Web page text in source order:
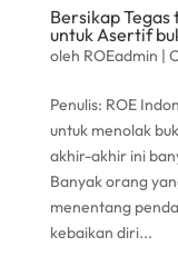
Bersikap
untuk Asertif
oleh ROEadmin |
Penulis: ROE
untuk menolak
akhir-akhir ini
Banyak orang
menentang
kebaikan diri...